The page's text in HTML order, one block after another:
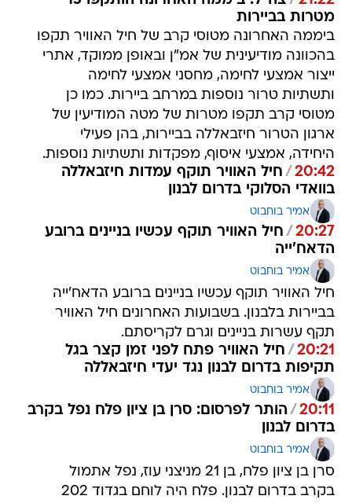
מטרות בביירות
ביממה האחרונה מטוסי קרב של חיל האוויר תקפו
בהכוונה מודיעינית של אמ"ן ובאופן ממוקד, אתרי
ייצור אמצעי לחימה, מחסני אמצעי לחימה
ותשתיות טרור נוספות במרחב ביירות. כמו כן
מטוסי קרב תקפו מטרות של מטה המודיעין של
ארגון הטרור חיזבאללה בביירות, בהן פעילי
היחידה, אמצעי איסוף, מפקדות ותשתיות נוספות.
20:42
/ חיל האוויר תוקף עמדות חיזבאללה
בוואדי הסלוקי בדרום לבנון
אמיר בוחבוט
20:27
/ חיל האוויר תוקף עכשיו בניינים ברובע
הדאח'ייה
אמיר בוחבוט
חיל האוויר תוקף עכשיו בניינים ברובע הדאח'ייה
בביירות בלבנון. בשבועות האחרונים חיל האוויר
תקף עשרות בניינים וגרם לקריסתם.
20:21
/ חיל האוויר פתח לפני זמן קצר בגל
תקיפות בדרום לבנון נגד יעדי חיזבאללה
אמיר בוחבוט
20:11
/ הותר לפרסום: סרן בן ציון פלח נפל בקרב
בדרום לבנון
אמיר בוחבוט
סרן בן ציון פלח, בן 21 מניצני עוז, נפל אתמול
בקרב בדרום לבנון. פלח היה לוחם בגדוד 202